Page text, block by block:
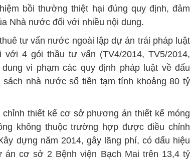
bồi thường thiệt hại đúng quy định, đảm
Nhà nước đối với nhiều nội dung.
tư vấn nước ngoài lập dự án trái pháp luật
4 gói thầu tư vấn (TV4/2014, TV5/2014,
vi phạm các quy định pháp luật về đấu
nhà nước số tiền tạm tính khoảng 80 tỷ
thiết kế cơ sở phương án thiết kế móng
không thuộc trường hợp được điều chỉnh
dựng năm 2014, gây lãng phí, có dấu hiệu
án cơ sở 2 Bệnh viện Bạch Mai trên 13,4 tỷ